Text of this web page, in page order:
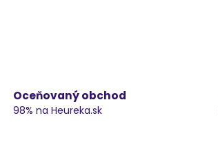
Oceňovaný obchod
98% na Heureka.sk